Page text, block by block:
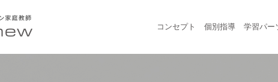
コンセプト 個別指導 学習パー